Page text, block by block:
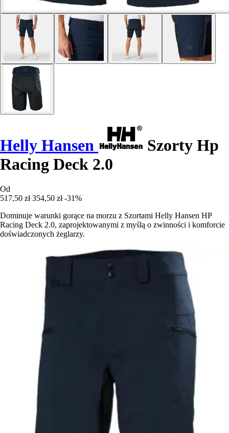
Helly Hansen
Szorty Hp
Racing Deck 2.0
Od
517,50 zł 354,50 zł -31%
Dominuje warunki gorące na morzu z Szortami Helly Hansen HP
Racing Deck 2.0, zaprojektowanymi z myślą o zwinności i komforcie
doświadczonych żeglarzy.